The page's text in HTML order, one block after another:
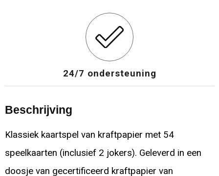
24/7 ondersteuning
Beschrijving
Klassiek kaartspel van kraftpapier met 54
speelkaarten (inclusief 2 jokers). Geleverd in een
doosje van gecertificeerd kraftpapier van